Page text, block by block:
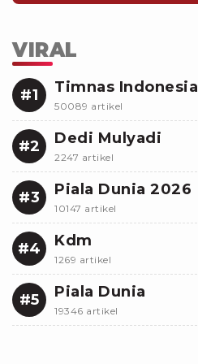
VIRAL
#1 Timnas Indonesia
50089 artikel
#2 Dedi Mulyadi
2247 artikel
#3 Piala Dunia 2026
10147 artikel
#4 Kdm
1269 artikel
#5 Piala Dunia
19346 artikel